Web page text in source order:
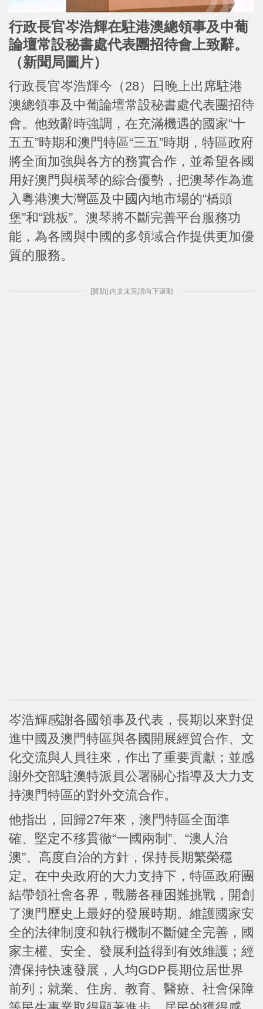
行政長官岑浩輝在駐港澳總領事及中葡
論壇常設秘書處代表團招待會上致辭。
（新聞局圖片）
行政長官岑浩輝今（28）日晚上出席駐港
澳總領事及中葡論壇常設秘書處代表團招待
會。他致辭時強調，在充滿機遇的國家“十
五五”時期和澳門特區“三五”時期，特區政府
將全面加強與各方的務實合作，並希望各國
用好澳門與橫琴的綜合優勢，把澳琴作為進
入粵港澳大灣區及中國內地市場的“橋頭
堡”和“跳板”。澳琴將不斷完善平台服務功
能，為各國與中國的多領域合作提供更加優
質的服務。
[贊助] 內文未完請向下滾動
岑浩輝感謝各國領事及代表，長期以來對促
進中國及澳門特區與各國開展經貿合作、文
化交流與人員往來，作出了重要貢獻；並感
謝外交部駐澳特派員公署關心指導及大力支
持澳門特區的對外交流合作。
他指出，回歸27年來，澳門特區全面準
確、堅定不移貫徹“一國兩制”、“澳人治
澳”、高度自治的方針，保持長期繁榮穩
定。在中央政府的大力支持下，特區政府團
結帶領社會各界，戰勝各種困難挑戰，開創
了澳門歷史上最好的發展時期。維護國家安
全的法律制度和執行機制不斷健全完善，國
家主權、安全、發展利益得到有效維護；經
濟保持快速發展，人均GDP長期位居世界
前列；就業、住房、教育、醫療、社會保障